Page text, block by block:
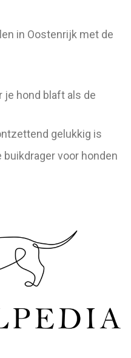
in Oostenrijk met de
je hond blaft als de
gelukkig is
voor honden